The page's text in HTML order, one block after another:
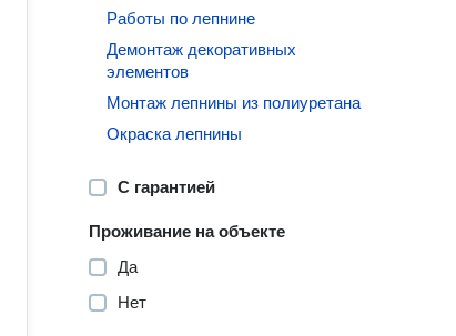
Работы по лепнине
Демонтаж декоративных
элементов
Монтаж лепнины из полиуретана
Окраска лепнины
С гарантией
Проживание на объекте
Да
Нет